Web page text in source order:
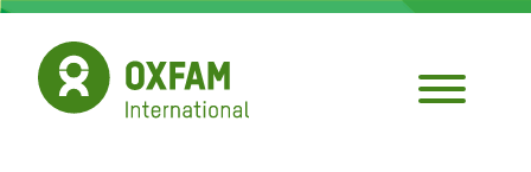
Pasar
contenido
principal